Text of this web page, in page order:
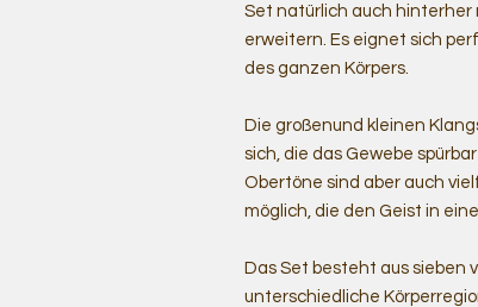
Set natürlich auch hinterher
erweitern. Es eignet sich
des ganzen Körpers.
Die großenund kleinen
sich, die das Gewebe
Obertöne sind aber auch
möglich, die den Geist in
Das Set besteht aus sieben
unterschiedliche